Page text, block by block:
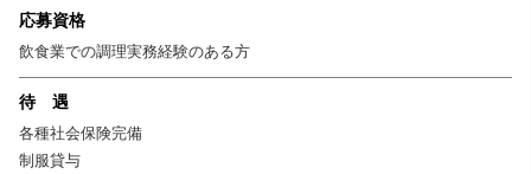
応募資格
飲食業での調理実務経験のある方
待 遇
各種社会保険完備
制服貸与